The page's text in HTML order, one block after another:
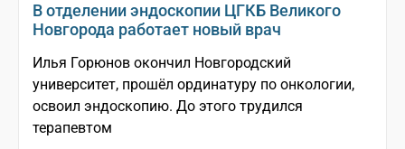
В отделении эндоскопии ЦГКБ Великого
Новгорода работает новый врач
Илья Горюнов окончил Новгородский
университет, прошёл ординатуру по онкологии,
освоил эндоскопию. До этого трудился
терапевтом